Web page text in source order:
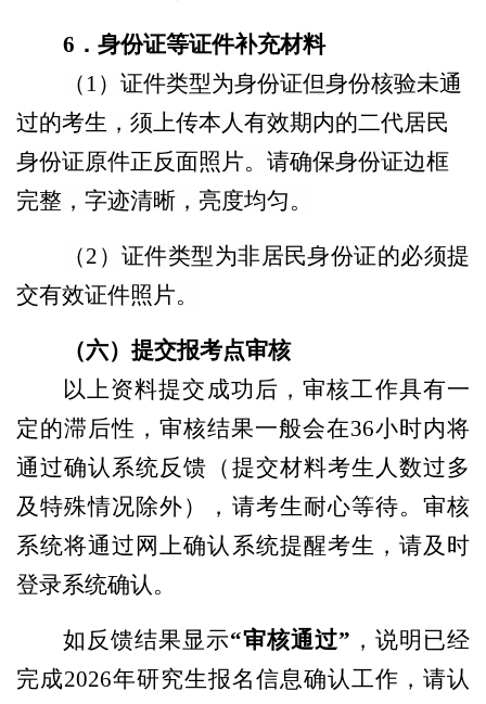
6 ． 身份证等证件补充材料
（1）证件类型为身份证但身份核验未通
过的考生，须上传本人有效期内的二代居民
身份证原件正反面照片。请确保身份证边框
完整，字迹清晰，亮度均匀。
（2）证件类型为非居民身份证的必须提
交有效证件照片。
（六）提交报考点审核
以上资料提交成功后，审核工作具有一
定的滞后性，审核结果一般会在36小时内将
通过确认系统反馈（提交材料考生人数过多
及特殊情况除外），请考生耐心等待。审核
系统将通过网上确认系统提醒考生，请及时
登录系统确认。
如反馈结果显示“审核通过” ，说明已经
完成2026年研究生报名信息确认工作，请认